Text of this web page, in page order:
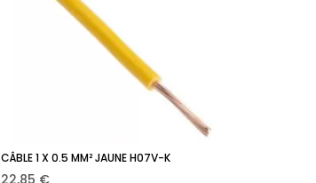
Ajouter au panier
CÂBLE 1 X 0.5 MM² JAUNE H07V-K
Prix